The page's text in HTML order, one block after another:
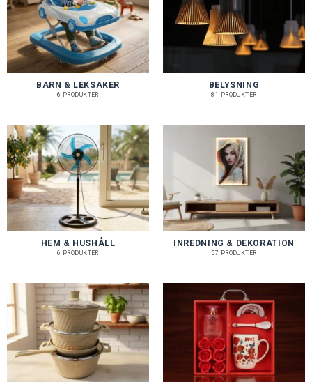
BARN & LEKSAKER
6 PRODUKTER
BELYSNING
81 PRODUKTER
HEM & HUSHÅLL
6 PRODUKTER
INREDNING & DEKORATION
57 PRODUKTER